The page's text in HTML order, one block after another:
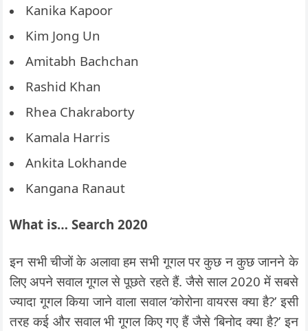
Kanika Kapoor
Kim Jong Un
Amitabh Bachchan
Rashid Khan
Rhea Chakraborty
Kamala Harris
Ankita Lokhande
Kangana Ranaut
What is… Search 2020
इन सभी चीजों के अलावा हम सभी गूगल पर कुछ न कुछ जानने के
लिए अपने सवाल गूगल से पूछते रहते हैं. जैसे साल 2020 में सबसे
ज्यादा गूगल किया जाने वाला सवाल ‘कोरोना वायरस क्या है?’ इसी
तरह कई और सवाल भी गूगल किए गए हैं जैसे ‘बिनोद क्या है?’ इन